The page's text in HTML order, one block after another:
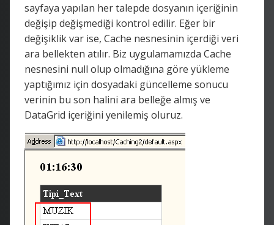
sayfaya yapılan her talepde dosyanın içeriğinin
değişip değişmediği kontrol edilir. Eğer bir
değişiklik var ise, Cache nesnesinin içerdiği veri
ara bellekten atılır. Biz uygulamamızda Cache
nesnesini null olup olmadığına göre yükleme
yaptığımız için dosyadaki güncelleme sonucu
verinin bu son halini ara belleğe almış ve
DataGrid içeriğini yenilemiş oluruz.